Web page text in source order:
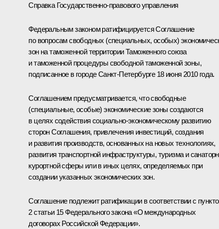
Справка Государственно-правового управления
Федеральным законом ратифицируется Соглашение
по вопросам свободных (специальных, особых)
зон на таможенной территории Таможенного союза
и таможенной процедуры свободной таможенной зоны,
подписанное в городе Санкт-Петербурге 18 июня 2010 года.
Соглашением предусматривается, что свободные
(специальные, особые) экономические зоны создаются
в целях содействия социально-экономическому развитию
сторон Соглашения, привлечения инвестиций, создания
и развития производств, основанных на новых технологиях,
развития транспортной инфраструктуры, туризма и
курортной сферы или в иных целях, определяемых при
создании указанных экономических зон.
Соглашение подлежит ратификации в соответствии с
2 статьи 15 Федерального закона «О международных
договорах Российской Федерации».